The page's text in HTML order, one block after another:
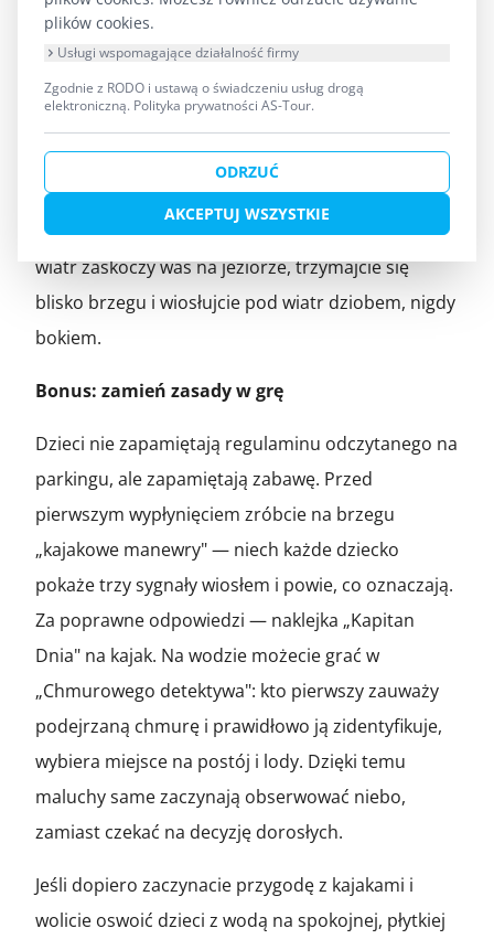
wiania — często zwiastuje burzę.
Biała „kowadełkowa" chmura rosnąca
do góry — sygnał konwekcyjny, czas
schodzić z wody.
Ustalcie zasadę: przy wietrze powyżej 4 w skali
Beauforta (czyli kiedy na wodzie pojawiają się białe
„barany") rodziny z dziećmi nie wypływają. Jeśli
wiatr zaskoczy was na jeziorze, trzymajcie się
blisko brzegu i wiosłujcie pod wiatr dziobem, nigdy
bokiem.
Bonus: zamień zasady w grę
Dzieci nie zapamiętają regulaminu odczytanego na
parkingu, ale zapamiętają zabawę. Przed
pierwszym wypłynięciem zróbcie na brzegu
„kajakowe manewry" — niech każde dziecko
pokaże trzy sygnały wiosłem i powie, co oznaczają.
Za poprawne odpowiedzi — naklejka „Kapitan
Dnia" na kajak. Na wodzie możecie grać w
„Chmurowego detektywa": kto pierwszy zauważy
podejrzaną chmurę i prawidłowo ją zidentyfikuje,
wybiera miejsce na postój i lody. Dzięki temu
maluchy same zaczynają obserwować niebo,
zamiast czekać na decyzję dorosłych.
Jeśli dopiero zaczynacie przygodę z kajakami i
wolicie oswoić dzieci z wodą na spokojnej, płytkiej
plików cookies.
Usługi wspomagające działalność firmy
Zgodnie z RODO i ustawą o świadczeniu usług drogą
elektroniczną. Polityka prywatności AS-Tour.
ODRZUĆ
AKCEPTUJ WSZYSTKIE